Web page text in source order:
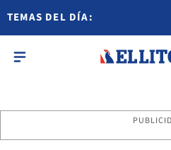
TEMAS DEL DÍA: